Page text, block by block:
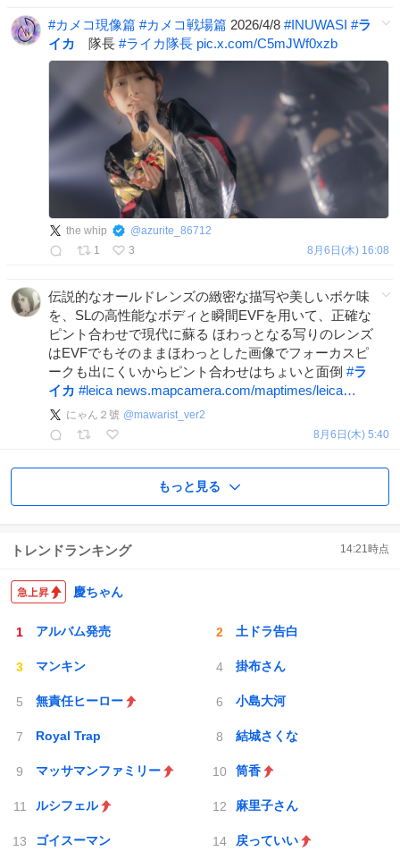
#カメコ現像篇 #カメコ戦場篇 2026/4/8 #INUWASI #ラ
イカ 隊長 #ライカ隊長 pic.x.com/C5mJWf0xzb
the whip @azurite_86712
1
3 8月6日(木) 16:08
伝説的なオールドレンズの緻密な描写や美しいボケ味
を、SLの高性能なボディと瞬間EVFを用いて、正確な
ピント合わせで現代に蘇る ほわっとなる写りのレンズ
はEVFでもそのままほわっとした画像でフォーカスピ
ークも出にくいからピント合わせはちょいと面倒 #ラ
イカ #leica news.mapcamera.com/maptimes/leica…
にゃん２號 @mawarist_ver2
8月6日(木) 5:40
もっと見る
トレンドランキング 14:21時点
慶ちゃん
アルバム発売 土ドラ告白
マンキン 掛布さん
無責任ヒーロー 小島大河
Royal Trap 結城さくな
マッサマンファミリー 筒香
ルシフェル 麻里子さん
ゴイスーマン 戻っていい